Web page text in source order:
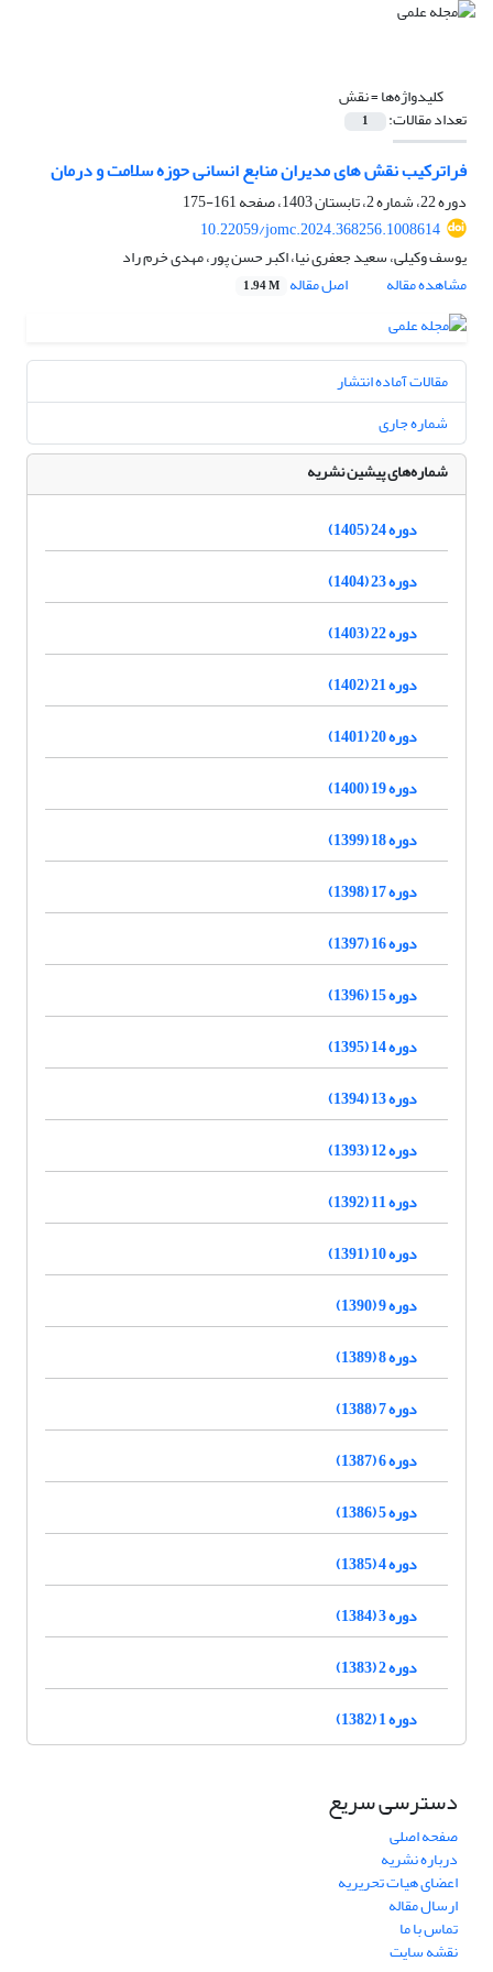
کلیدواژه‌ها =نقش
تعداد مقالات: 1
فراترکیب نقش های مدیران منابع انسانی حوزه سلامت و درمان
دوره 22، شماره 2، تابستان 1403، صفحه
161-175
10.22059/jomc.2024.368256.1008614
یوسف وکیلی، سعید جعفری نیا، اکبر حسن پور، مهدی خرم راد
مشاهده مقاله
اصل مقاله 1.94 M
مقالات آماده انتشار
شماره جاری
شماره‌های پیشین نشریه
دوره 24 (1405)
دوره 23 (1404)
دوره 22 (1403)
دوره 21 (1402)
دوره 20 (1401)
دوره 19 (1400)
دوره 18 (1399)
دوره 17 (1398)
دوره 16 (1397)
دوره 15 (1396)
دوره 14 (1395)
دوره 13 (1394)
دوره 12 (1393)
دوره 11 (1392)
دوره 10 (1391)
دوره 9 (1390)
دوره 8 (1389)
دوره 7 (1388)
دوره 6 (1387)
دوره 5 (1386)
دوره 4 (1385)
دوره 3 (1384)
دوره 2 (1383)
دوره 1 (1382)
دسترسی سریع
صفحه اصلی
درباره نشریه
اعضای هیات تحریریه
ارسال مقاله
تماس با ما
نقشه سایت